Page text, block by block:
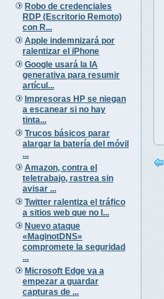
Robo de credenciales
RDP (Escritorio Remoto)
con R...
Apple indemnizará por
ralentizar el iPhone
Google usará la IA
generativa para resumir
artícul...
Impresoras HP se niegan
a escanear si no hay
tinta...
Trucos básicos parar
alargar la batería del móvil
...
Amazon, contra el
teletrabajo, rastrea sin
avisar ...
Twitter ralentiza el tráfico
a sitios web que no l...
Nuevo ataque
«MaginotDNS»
compromete la seguridad
...
Microsoft Edge va a
empezar a guardar
capturas de ...